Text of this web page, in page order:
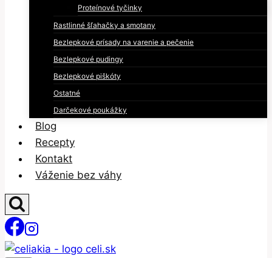
Proteínové tyčinky
Rastlinné šľahačky a smotany
Bezlepkové prísady na varenie a pečenie
Bezlepkové pudingy
Bezlepkové piškóty
Ostatné
Darčekové poukážky
Blog
Recepty
Kontakt
Váženie bez váhy